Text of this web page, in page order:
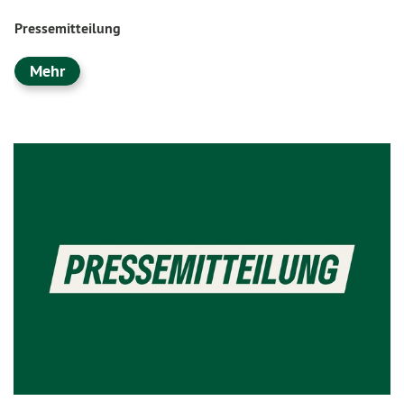
Pressemitteilung
Mehr